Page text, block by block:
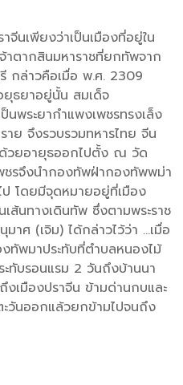
จีนเพียงว่าเป็นเมืองที่อยู่ใน
าตากสินมหาราชที่ยกทัพจาก
กล่าวคือเมื่อ พ.ศ. 2309
ธยาอยู่นั้น สมเด็จ
นพระยากำแพงเพชรทรงเล็ง
าย จึงรวบรวมทหารไทย จีน
วยอายุธออกไปตั้ง ณ วัด
รจึงนำกองทัพฝ่ากองทัพพม่า
โดยมีจุดหมายอยู่ที่เมือง
ส้นทางเดินทัพ ซึ่งตามพระราช
าศ (เจิม) ได้กล่าวไว้ว่า …เมื่อ
พมาประทับที่ตำบลหนองไม้
ทับรอนแรม 2 วันถึงบ้านนา
งเมืองปราจีน ข้ามด่านกบและ
นออกแล้วยกข้ามไปจนถึง